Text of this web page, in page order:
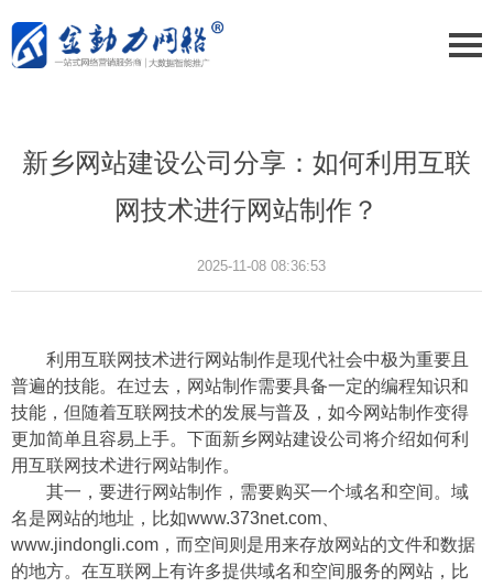
新乡网站建设公司分享：如何利用互联
网技术进行网站制作？
2025-11-08 08:36:53
利用互联网技术进行网站制作是现代社会中极为重要且
普遍的技能。在过去，网站制作需要具备一定的编程知识和
技能，但随着互联网技术的发展与普及，如今网站制作变得
更加简单且容易上手。下面新乡网站建设公司将介绍如何利
用互联网技术进行网站制作。
其一，要进行网站制作，需要购买一个域名和空间。域
名是网站的地址，比如www.373net.com、
www.jindongli.com，而空间则是用来存放网站的文件和数据
的地方。在互联网上有许多提供域名和空间服务的网站，比